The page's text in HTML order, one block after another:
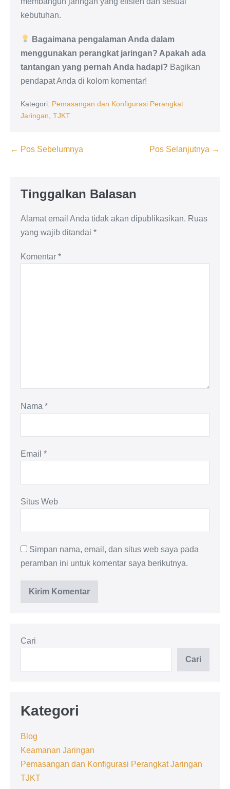
kebutuhan.
Bagaimana pengalaman Anda dalam
menggunakan perangkat jaringan? Apakah ada
tantangan yang pernah Anda hadapi? Bagikan
pendapat Anda di kolom komentar!
Kategori: Pemasangan dan Konfigurasi Perangkat
Jaringan TJKT
Navigasi
← Pos Sebelumnya Pos Selanjutnya →
Tinggalkan Balasan
Alamat email Anda tidak akan dipublikasikan. Ruas
yang wajib ditandai *
Komentar *
Nama *
Email *
Situs Web
Simpan nama, email, dan situs web saya pada
peramban ini untuk komentar saya berikutnya.
Cari
Cari
Kategori
Blog
Keamanan Jaringan
Pemasangan dan Konfigurasi Perangkat Jaringan
TJKT